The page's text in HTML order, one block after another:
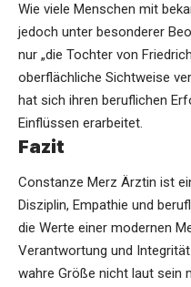
Wie viele Menschen mit
jedoch unter besonderer
nur „die Tochter von
oberflächliche Sichtweise
hat sich ihren beruflichen
Einflüssen erarbeitet.
Fazit
Constanze Merz Ärztin ist
Disziplin, Empathie und
die Werte einer modernen
Verantwortung und
wahre Größe nicht laut sein